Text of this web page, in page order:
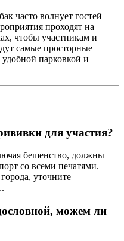
часто волнует гостей
проходят на
чтобы участникам и
самые просторные
парковкой и
для участия?
бешенство, должны
со всеми печатями.
уточните
можем ли